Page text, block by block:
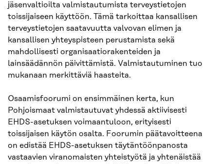
jäsenvaltioilta valmistautumista terveystietojen
toissijaiseen käyttöön. Tämä tarkoittaa kansallisen
terveystietojen saatavuutta valvovan elimen ja
kansallisen yhteyspisteen perustamista sekä
mahdollisesti organisaatiorakenteiden ja
lainsäädännön päivittämistä. Valmistautuminen tuo
mukanaan merkittäviä haasteita.
Osaamisfoorumi on ensimmäinen kerta, kun
Pohjoismaat valmistautuvat yhdessä aktiivisesti
EHDS-asetuksen voimaantuloon, erityisesti
toissijaisen käytön osalta. Foorumin päätavoitteena
on edistää EHDS-asetuksen täytäntöönpanosta
vastaavien viranomaisten yhteistyötä ja yhtenäistää